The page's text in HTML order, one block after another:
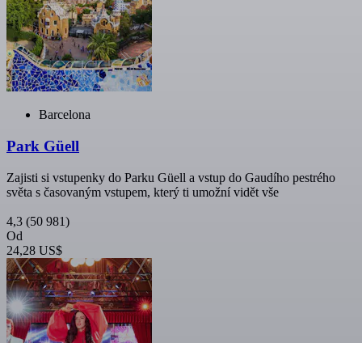
Barcelona
Park Güell
Zajisti si vstupenky do Parku Güell a vstup do Gaudího pestrého
světa s časovaným vstupem, který ti umožní vidět vše
4,3 (50 981)
Od
24,28 US$